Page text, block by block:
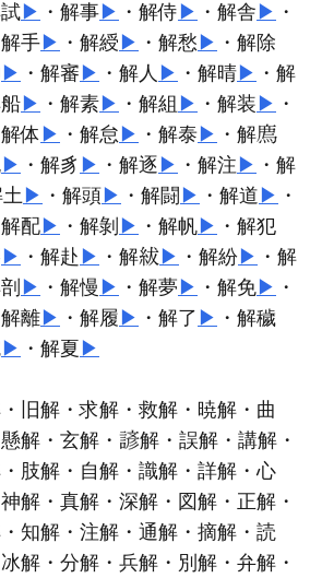
▶ ・解事 ▶ ・解侍 ▶ ・解舎 ▶ ・
解手 ▶ ・解綬 ▶ ・解愁 ▶ ・解除
▶ ・解審 ▶ ・解人 ▶ ・解晴 ▶ ・解
▶ ・解素 ▶ ・解組 ▶ ・解装 ▶ ・
解体 ▶ ・解怠 ▶ ・解泰 ▶ ・解
▶ ・解豸 ▶ ・解逐 ▶ ・解注 ▶ ・解
土 ▶ ・解頭 ▶ ・解闘 ▶ ・解道 ▶ ・
解配 ▶ ・解剝 ▶ ・解帆 ▶ ・解犯
▶ ・解赴 ▶ ・解 ▶ ・解紛 ▶ ・解
▶ ・解慢 ▶ ・解夢 ▶ ・解免 ▶ ・
解離 ▶ ・解履 ▶ ・解了 ▶ ・解穢
▶ ・解夏 ▶
旧解・求解・救解・暁解・曲
解・玄解・
解・誤解・講解・
肢解・自解・識解・詳解・心
解・真解・深解・図解・正解・
知解・注解・通解・摘解・読
解・分解・兵解・別解・弁解・